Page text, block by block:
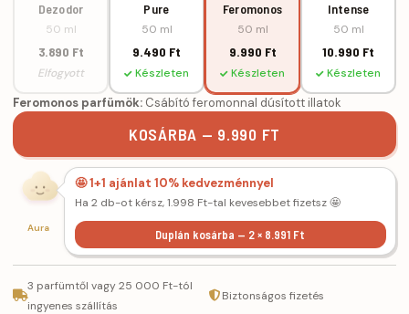
Dezodor
50 ml
3.890 Ft
Elfogyott
Pure
50 ml
9.490 Ft
Készleten
Feromonos
50 ml
9.990 Ft
Készleten
Intense
50 ml
10.990 Ft
Készleten
Feromonos parfümök: Csábító feromonnal dúsított illatok
KOSÁRBA — 9.990 FT
Aura
🤩 1+1 ajánlat 10% kedvezménnyel
Ha 2 db-ot kérsz, 1.998 Ft-tal kevesebbet fizetsz 🤩
Duplán kosárba — 2 × 8.991 Ft
3 parfümtől vagy 25 000 Ft-tól
ingyenes szállítás
Biztonságos fizetés